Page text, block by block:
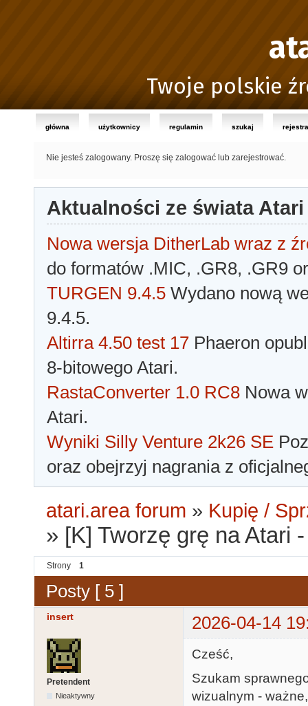
Twoje polskie
główna użytkownicy regulamin szukaj
Nie jesteś zalogowany. Proszę się zalogować lub zarejestrować.
Aktualności ze świata Atari
Nowa wersja DitherLab wraz z
do formatów .MIC, .GR8, .GR9
TURGEN 9.4.5 Wydano nową
9.4.5.
Altirra 4.50 test 17 Phaeron
8-bitowego Atari.
RastaConverter 1.0 RC8 Nowa
Atari.
Wyniki Silly Venture 2k26 SE
oraz obejrzyj nagrania z
atari.area forum » Kupię /
» [K] Tworzę grę na Atari
Strony 1
Posty [ 5 ]
insert 2026-04-14
Pretendent
Nieaktywny
Cześć,
Szukam
wizualnym -